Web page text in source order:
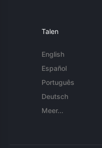
Talen
English
Español
Português
Deutsch
Meer...